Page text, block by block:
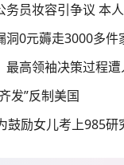
务员妆容引争议 本
洞0元薅走3000多件
最高领袖决策过程遭
发”反制美国
鼓励女儿考上985研